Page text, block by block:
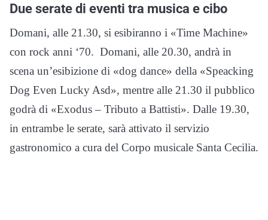
Due serate di eventi tra musica e cibo
Domani, alle 21.30, si esibiranno i «Time Machine»
con rock anni ‘70. Domani, alle 20.30, andrà in
scena un’esibizione di «dog dance» della «Speacking
Dog Even Lucky Asd», mentre alle 21.30 il pubblico
godrà di «Exodus – Tributo a Battisti». Dalle 19.30,
in entrambe le serate, sarà attivato il servizio
gastronomico a cura del Corpo musicale Santa Cecilia.